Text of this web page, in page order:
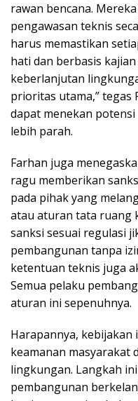
rawan bencana.
pengawasan teknis
harus memastikan
hati dan berbasis
keberlanjutan
prioritas utama,” tegas
dapat menekan
lebih parah.
Farhan juga
ragu memberikan
pada pihak yang
atau aturan tata ruang
sanksi sesuai regulasi
pembangunan tanpa
ketentuan teknis juga
Semua pelaku
aturan ini sepenuhnya.
Harapannya,
keamanan masyarakat
lingkungan. Langkah
pembangunan